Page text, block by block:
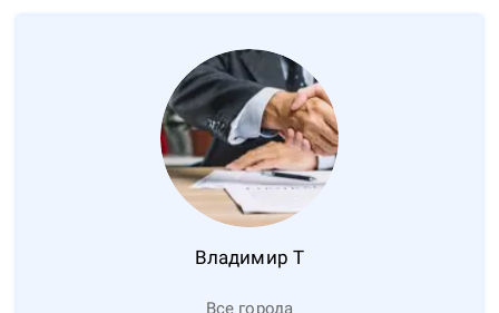
Владимир Т
Все города